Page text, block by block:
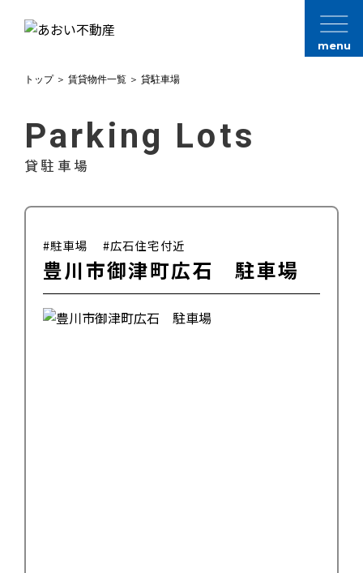
menu
トップ＞ 賃貸物件一覧＞ 貸駐車場
Parking Lots
貸駐車場
#駐車場 #広石住宅付近
豊川市御津町広石 駐車場